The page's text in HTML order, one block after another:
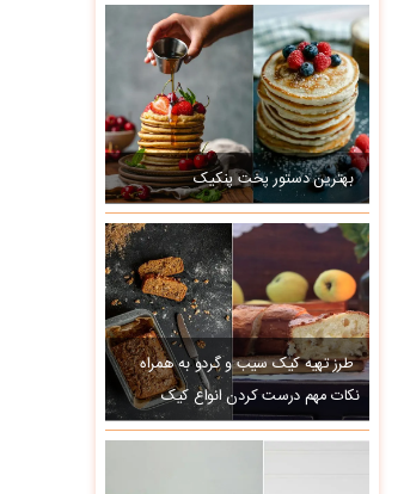
بهترین دستور پخت پنکیک
طرز تهیه کیک سیب و گردو به همراه
نکات مهم درست کردن انواع کیک